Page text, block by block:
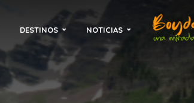
DESTINOS NOTICIAS